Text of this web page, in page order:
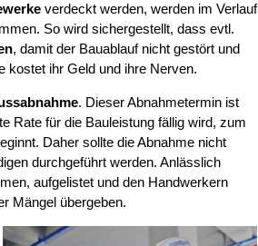
verdeckt werden, werden im Verlauf
So wird sichergestellt, dass evtl.
, damit der Bauablauf nicht gestört und
kostet ihr Geld und ihre Nerven.
. Dieser Abnahmetermin ist
Rate für die Bauleistung fällig wird, zum
Daher sollte die Abnahme nicht
durchgeführt werden. Anlässlich
aufgelistet und den Handwerkern
Mängel übergeben.